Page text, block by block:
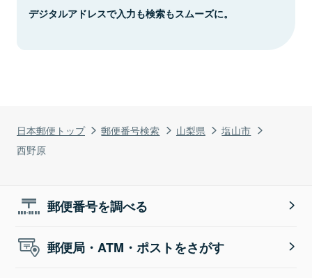
日本郵便トップ 郵便番号検索 山梨県
塩山市
西野原
デジタルアドレスで入力も検索もスムーズに。
郵便番号を調べる
郵便局・ATM・ポストをさがす